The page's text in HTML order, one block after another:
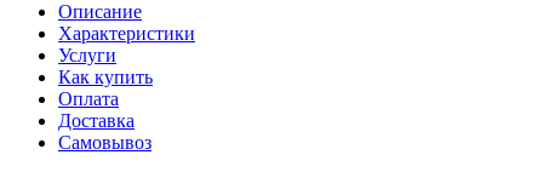
Описание
Характеристики
Услуги
Как купить
Оплата
Доставка
Самовывоз